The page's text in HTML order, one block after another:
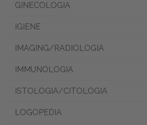
GINECOLOGIA
IGIENE
IMAGING/RADIOLOGIA
IMMUNOLOGIA
ISTOLOGIA/CITOLOGIA
LOGOPEDIA